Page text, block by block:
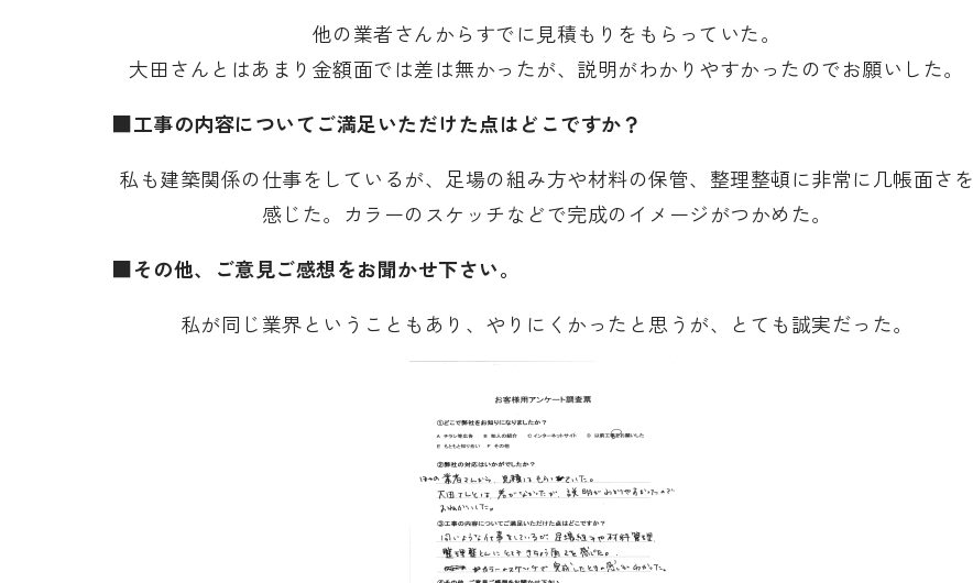
他の業者さんからすでに見積もりをもらっていた。
大田さんとはあまり金額面では差は無かったが、説明がわかりやすかったのでお願いした。
■工事の内容についてご満足いただけた点はどこですか？
私も建築関係の仕事をしているが、足場の組み方や材料の保管、整理整頓に非常に几帳面さを
感じた。カラーのスケッチなどで完成のイメージがつかめた。
■その他、ご意見ご感想をお聞かせ下さい。
私が同じ業界ということもあり、やりにくかったと思うが、とても誠実だった。